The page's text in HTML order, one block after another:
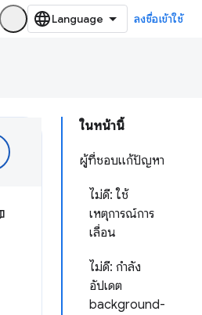
ลงชื่อเข้าใช้
ในหน้านี้
ผู้ที่ชอบแก้ปัญหา
ไม่ดี: ใช้
เหตุการณ์การ
เลื่อน
ไม่ดี: กำลัง
อัปเดต
background-